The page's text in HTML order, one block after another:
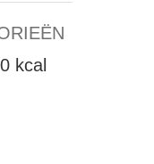
kcal